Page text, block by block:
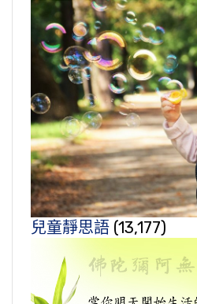
兒童靜思語 (13,177)